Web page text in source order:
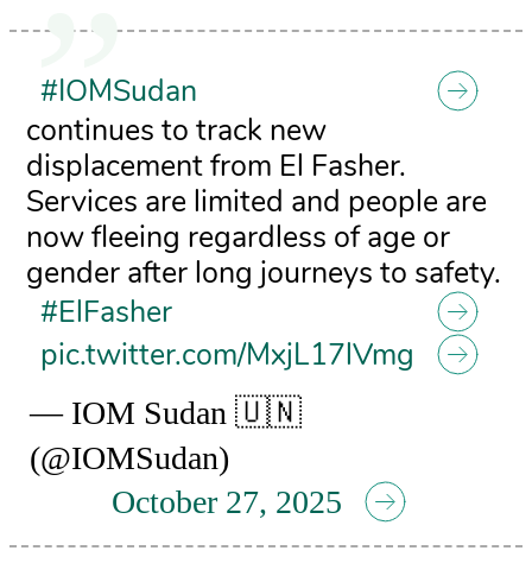
#IOMSudan
continues to track new
displacement from El Fasher.
Services are limited and people are
now fleeing regardless of age or
gender after long journeys to safety.
#ElFasher
pic.twitter.com/MxjL17lVmg
— IOM Sudan 🇺🇳
(@IOMSudan)
October 27, 2025